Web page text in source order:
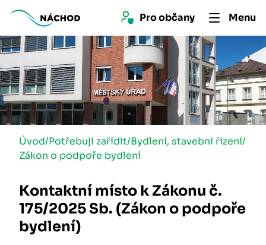
Pro občany Menu
Úvod/Potřebuji zařídit/Bydlení, stavební řízení/
Zákon o podpoře bydlení
Kontaktní místo k Zákonu č.
175/2025 Sb. (Zákon o podpoře
bydlení)